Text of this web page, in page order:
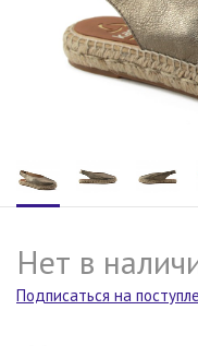
Нет в
Подписаться на